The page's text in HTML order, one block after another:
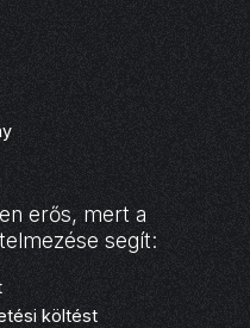
erős, mert a
segít:
költést